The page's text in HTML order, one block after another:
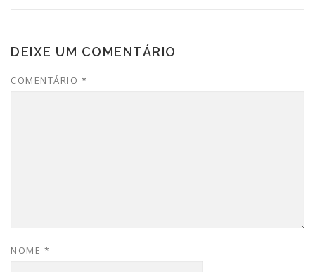
DEIXE UM COMENTÁRIO
COMENTÁRIO *
NOME *